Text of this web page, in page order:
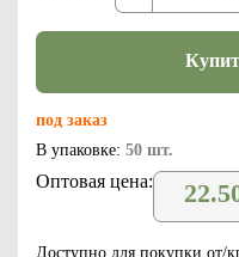
под заказ
В упаковке: 50 шт.
Оптовая цена:
Доступно для покупки от/